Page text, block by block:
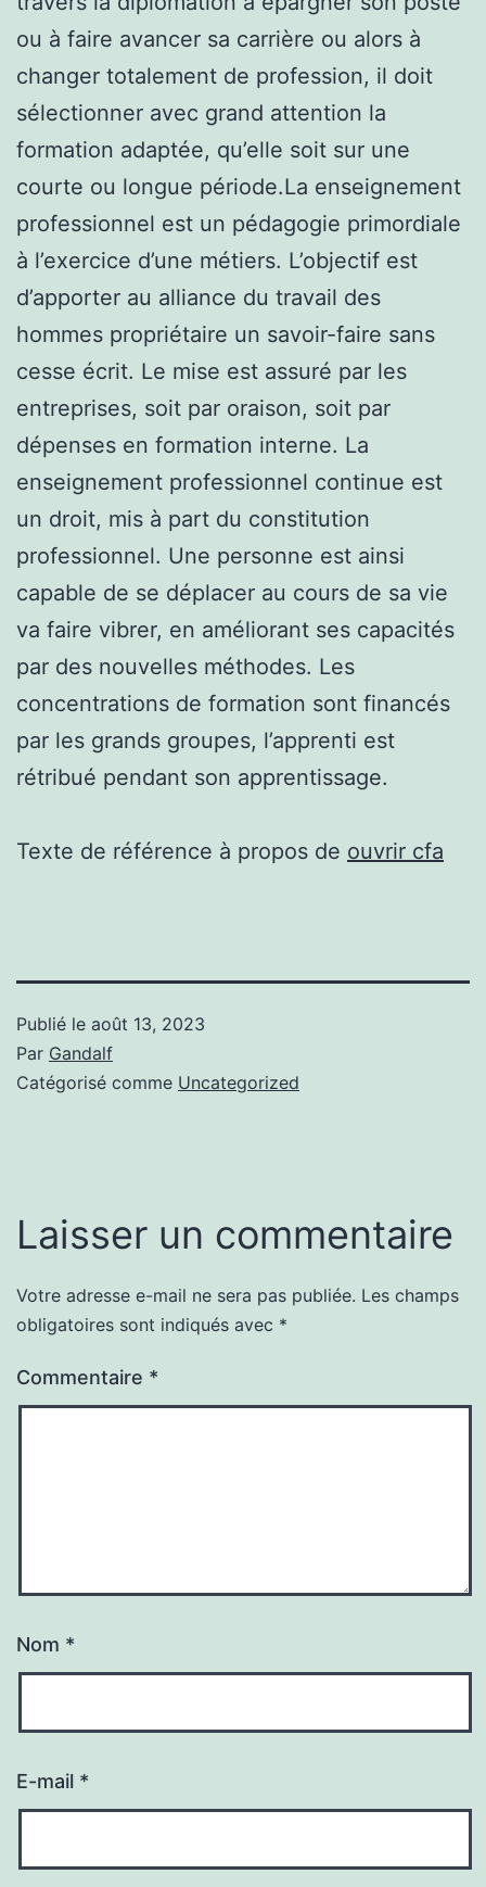
ou à faire avancer sa carrière ou alors à
changer totalement de profession, il doit
sélectionner avec grand attention la
formation adaptée, qu’elle soit sur une
courte ou longue période.La enseignement
professionnel est un pédagogie primordiale
à l’exercice d’une métiers. L’objectif est
d’apporter au alliance du travail des
hommes propriétaire un savoir-faire sans
cesse écrit. Le mise est assuré par les
entreprises, soit par oraison, soit par
dépenses en formation interne. La
enseignement professionnel continue est
un droit, mis à part du constitution
professionnel. Une personne est ainsi
capable de se déplacer au cours de sa vie
va faire vibrer, en améliorant ses capacités
par des nouvelles méthodes. Les
concentrations de formation sont financés
par les grands groupes, l’apprenti est
rétribué pendant son apprentissage.
Texte de référence à propos de ouvrir cfa
Publié le août 13, 2023
Par Gandalf
Catégorisé comme Uncategorized
Laisser un commentaire
Votre adresse e-mail ne sera pas publiée. Les champs
obligatoires sont indiqués avec *
Commentaire *
Nom *
E-mail *